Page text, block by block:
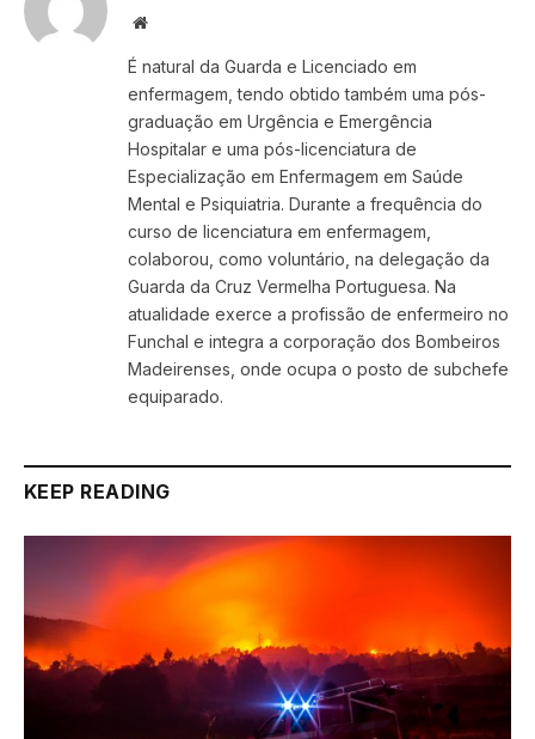
Website
É natural da Guarda e Licenciado em
enfermagem, tendo obtido também uma pós-
graduação em Urgência e Emergência
Hospitalar e uma pós-licenciatura de
Especialização em Enfermagem em Saúde
Mental e Psiquiatria. Durante a frequência do
curso de licenciatura em enfermagem,
colaborou, como voluntário, na delegação da
Guarda da Cruz Vermelha Portuguesa. Na
atualidade exerce a profissão de enfermeiro no
Funchal e integra a corporação dos Bombeiros
Madeirenses, onde ocupa o posto de subchefe
equiparado.
KEEP READING